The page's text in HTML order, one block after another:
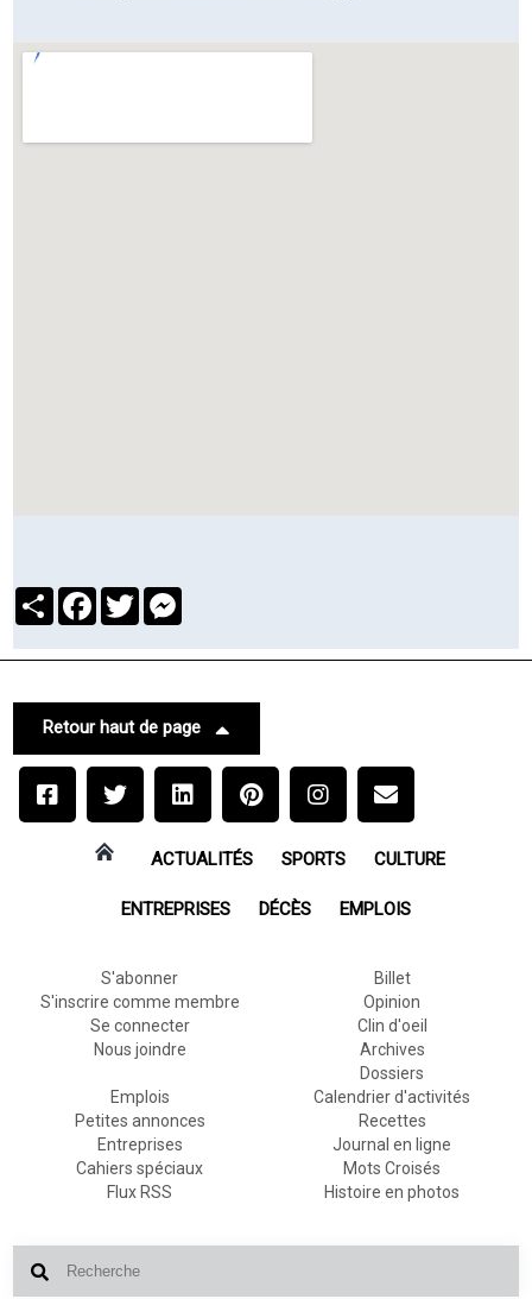
PartagerFacebook
Twitter
Retour haut de page
ACTUALITÉS SPORTS CULTURE
ENTREPRISES DÉCÈS EMPLOIS
S'abonner
S'inscrire comme membre
Se connecter
Nous joindre
Billet
Opinion
Clin d'oeil
Archives
Dossiers
Emplois
Petites annonces
Entreprises
Cahiers spéciaux
Flux RSS
Calendrier d'activités
Recettes
Journal en ligne
Mots Croisés
Histoire en photos